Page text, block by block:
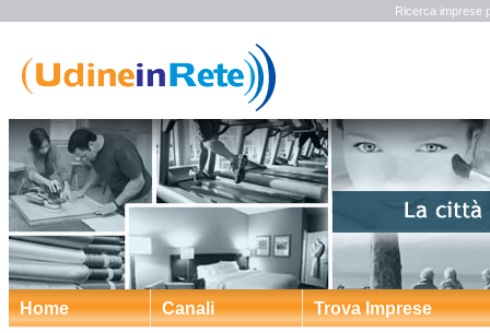
Ricerca imprese
Home Canali Trova Imprese